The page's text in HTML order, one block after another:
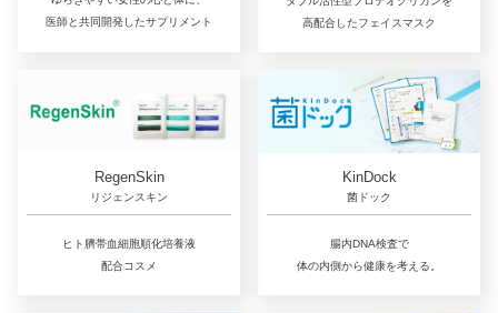
医師と共同開発したサプリメント
高配合したフェイスマスク
RegenSkin
リジェンスキン
ヒト臍帯血細胞順化培養液
配合コスメ
KinDock
菌ドック
腸内DNA検査で
体の内側から健康を考える。